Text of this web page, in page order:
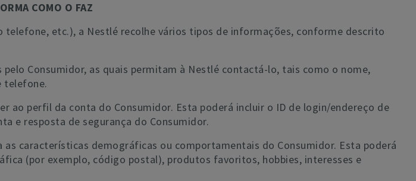
COMO O FAZ
etc.), a Nestlé recolhe vários tipos de informações, conforme descrito
Consumidor, as quais permitam à Nestlé contactá-lo, tais como o nome,
telefone.
ao perfil da conta do Consumidor. Esta poderá incluir o ID de login/endereço de
e resposta de segurança do Consumidor.
as características demográficas ou comportamentais do Consumidor. Esta poderá
(por exemplo, código postal), produtos favoritos, hobbies, interesses e